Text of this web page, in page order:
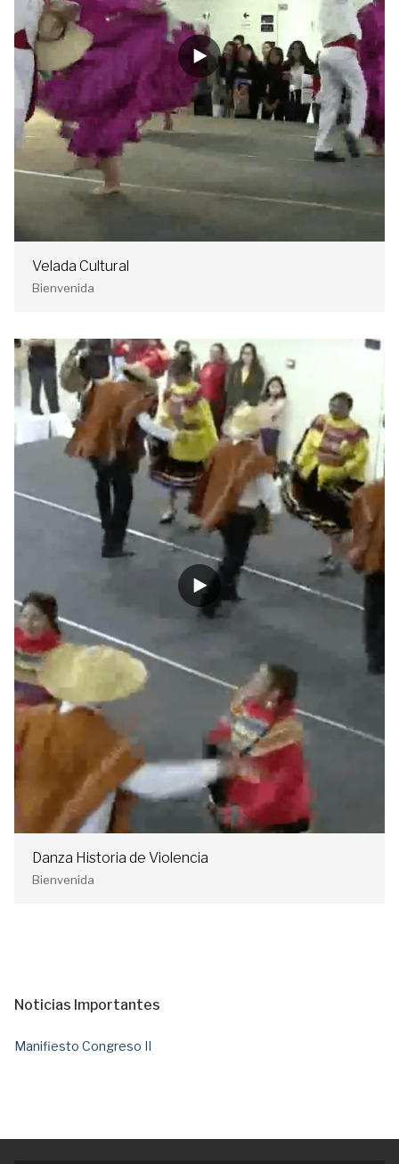
Velada Cultural
Bienvenida
Danza Historia de Violencia
Bienvenida
Noticias Importantes
Manifiesto Congreso II